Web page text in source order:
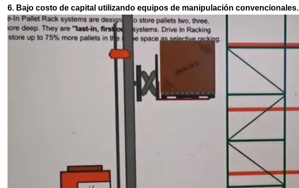
6. Bajo costo de capital utilizando equipos de manipulación convencionales.